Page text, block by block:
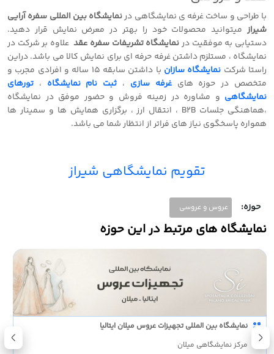
با طراحی و ساخت غرفه ی نمایشگاهی درنمایشگاه بین المللی سفره آرایی
شیراز میتوانید محصولات خود را بهتر در معرض نمایش قرار دهید.
دستیابی به موفقیت درنمایشگاه تشریفات سفره عقد علاوه بر شرکت در
نمایشگاه ، مستلزم داشتن غرفه حرفه ای برای نمایش کالا می باشد. دراین
راستا شرکت نمایشگاه سازان
با داشتن سابقه 15 ساله و افرادی مجرب و
متخصص در حوزه هایغرفه سازی ، ثبت نام نمایشگاه ، تورهای
نمایشگاهی و مشاوره در زمینه فروش و حضور موفق در نمایشگاه
،هماهنگی جلسات B2B ، انتقال ارز ، برگزاری همایش ها و سمینار ها
همواره پاسخگوی نیاز های فراتر از انتظار شما می باشد.
تقویم نمایشگاهی شیراز
حوزه: عروس و عروسی
نمایشگاه های مرتبط در این حوزه
نمایشگاه بین المللی تجهیزات عروس میلان ایتالیا
مرکز نمایشگاهی میلان